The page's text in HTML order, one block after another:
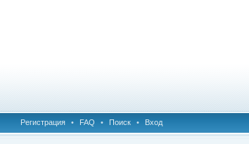
Регистрация • FAQ • Поиск • Вход